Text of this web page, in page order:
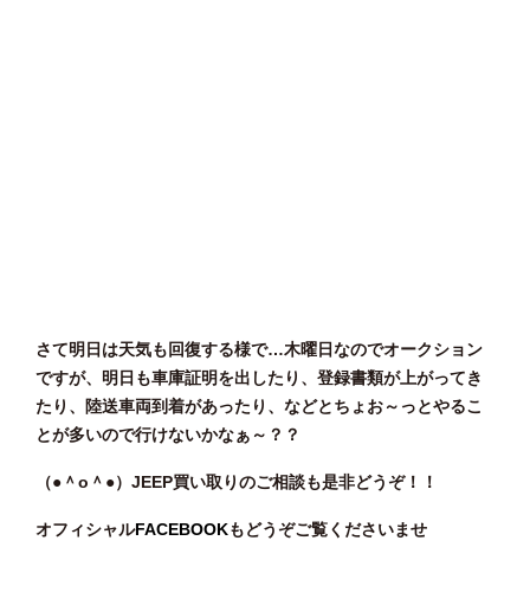
さて明日は天気も回復する様で…木曜日なのでオークション
ですが、明日も車庫証明を出したり、登録書類が上がってき
たり、陸送車両到着があったり、などとちょお～っとやるこ
とが多いので行けないかなぁ～？？
（●＾o ＾●）JEEP買い取りのご相談も是非どうぞ！！
オフィシャルFACEBOOKもどうぞご覧くださいませ